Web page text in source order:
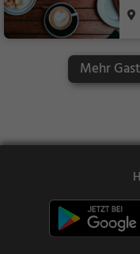
Mehr